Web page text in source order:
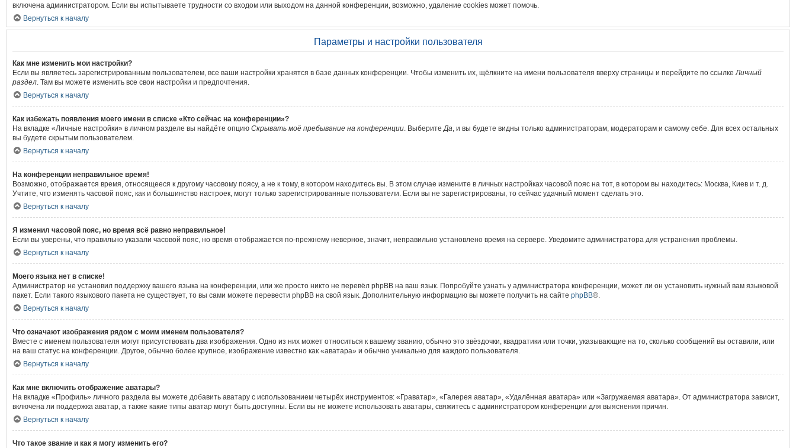
включена администратором. Если вы испытываете трудности со входом или выходом на данной конференции, возможно, удаление cookies может помочь.
Вернуться к началу
Параметры и настройки пользователя
Как мне изменить мои настройки?
Если вы являетесь зарегистрированным пользователем, все ваши настройки хранятся в базе данных конференции. Чтобы изменить их, щёлкните на имени пользователя вверху страницы и перейдите по ссылкеЛичный
раздел. Там вы можете изменить все свои настройки и предпочтения.
Вернуться к началу
Как избежать появления моего имени в списке «Кто сейчас на конференции»?
На вкладке «Личные настройки» в личном разделе вы найдёте опцию Скрывать моё пребывание на конференции. ВыберитеДа, и вы будете видны только администраторам, модераторам и самому себе. Для всех остальных
вы будете скрытым пользователем.
Вернуться к началу
На конференции неправильное время!
Возможно, отображается время, относящееся к другому часовому поясу, а не к тому, в котором находитесь вы. В этом случае измените в личных настройках часовой пояс на тот, в котором вы находитесь: Москва, Киев и т. д.
Учтите, что изменять часовой пояс, как и большинство настроек, могут только зарегистрированные пользователи. Если вы не зарегистрированы, то сейчас удачный момент сделать это.
Вернуться к началу
Я изменил часовой пояс, но время всё равно неправильное!
Если вы уверены, что правильно указали часовой пояс, но время отображается по-прежнему неверное, значит, неправильно установлено время на сервере. Уведомите администратора для устранения проблемы.
Вернуться к началу
Моего языка нет в списке!
Администратор не установил поддержку вашего языка на конференции, или же просто никто не перевёл phpBB на ваш язык. Попробуйте узнать у администратора конференции, может ли он установить нужный вам языковой
пакет. Если такого языкового пакета не существует, то вы сами можете перевести phpBB на свой язык. Дополнительную информацию вы можете получить на сайте phpBB®.
Вернуться к началу
Что означают изображения рядом с моим именем пользователя?
Вместе с именем пользователя могут присутствовать два изображения. Одно из них может относиться к вашему званию, обычно это звёздочки, квадратики или точки, указывающие на то, сколько сообщений вы оставили, или
на ваш статус на конференции. Другое, обычно более крупное, изображение известно как «аватара» и обычно уникально для каждого пользователя.
Вернуться к началу
Как мне включить отображение аватары?
На вкладке «Профиль» личного раздела вы можете добавить аватару с использованием четырёх инструментов: «Граватар», «Галерея аватар», «Удалённая аватара» или «Загружаемая аватара». От администратора зависит,
включена ли поддержка аватар, а также какие типы аватар могут быть доступны. Если вы не можете использовать аватары, свяжитесь с администратором конференции для выяснения причин.
Вернуться к началу
Что такое звание и как я могу изменить его?